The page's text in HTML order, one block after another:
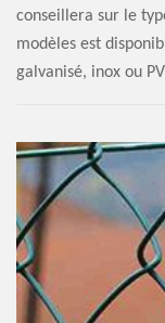
conseillera sur le
modèles est
galvanisé, inox ou